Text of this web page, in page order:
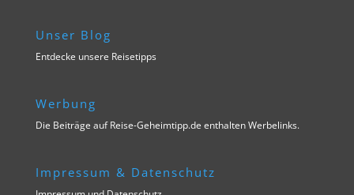
Unser Blog
Entdecke unsere Reisetipps
Werbung
Die Beiträge auf Reise-Geheimtipp.de enthalten Werbelinks.
Impressum & Datenschutz